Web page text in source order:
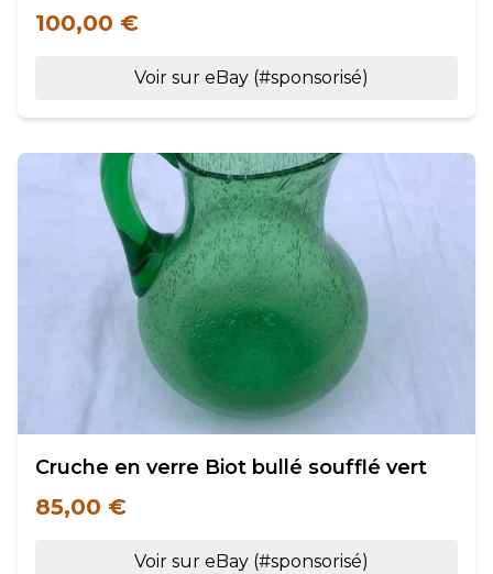
100,00 €
Voir sur eBay (#sponsorisé)
Cruche en verre Biot bullé soufflé vert
85,00 €
Voir sur eBay (#sponsorisé)